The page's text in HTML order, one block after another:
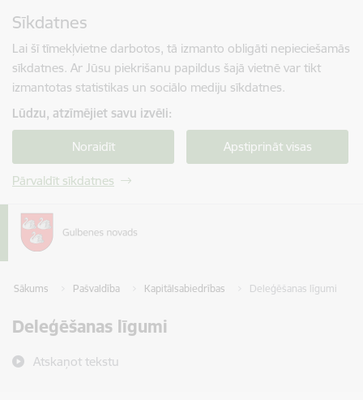
Sīkdatnes
Lai šī tīmekļvietne darbotos, tā izmanto obligāti nepieciešamās
sīkdatnes. Ar Jūsu piekrišanu papildus šajā vietnē var tikt
izmantotas statistikas un sociālo mediju sīkdatnes.
Lūdzu, atzīmējiet savu izvēli:
Noraidīt Apstiprināt visas
Pārvaldīt sīkdatnes
Sākums Pašvaldība Kapitālsabiedrības Deleģēšanas līgumi
Deleģēšanas līgumi
Atskaņot tekstu